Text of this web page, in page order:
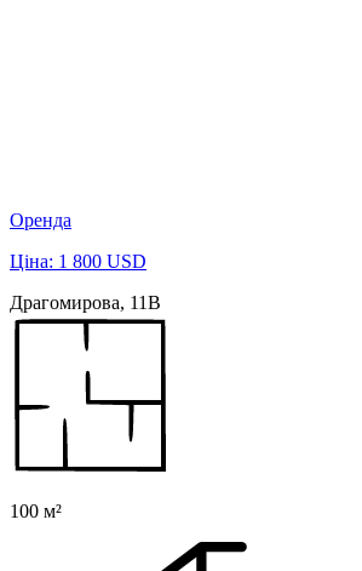
Оренда
Ціна: 1 800 USD
Драгомирова, 11В
100 м²